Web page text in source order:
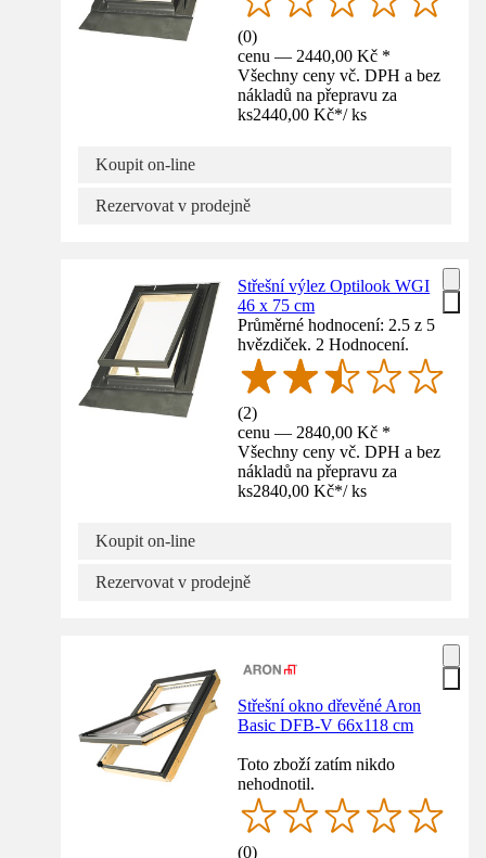
(0)
cenu — 2440,00 Kč *
Všechny ceny vč. DPH a bez
nákladů na přepravu za
ks2440,00 Kč*/ ks
Koupit on-line
Rezervovat v prodejně
Střešní výlez Optilook WGI
46 x 75 cm
Průměrné hodnocení: 2.5 z 5
hvězdiček. 2 Hodnocení.
(2)
cenu — 2840,00 Kč *
Všechny ceny vč. DPH a bez
nákladů na přepravu za
ks2840,00 Kč*/ ks
Koupit on-line
Rezervovat v prodejně
Střešní okno dřevěné Aron
Basic DFB-V 66x118 cm
Toto zboží zatím nikdo
nehodnotil.
(0)